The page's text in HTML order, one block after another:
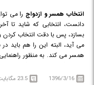
انتخاب همسر و ازدواج را می
دانست، انتخابی که شاید تا
بسازد، پس با دقت انتخاب
می آید، البته این را هم باید
همسر می کند. به منظور
گردآوری شود.
1396/3/16 23.5 مگابایت